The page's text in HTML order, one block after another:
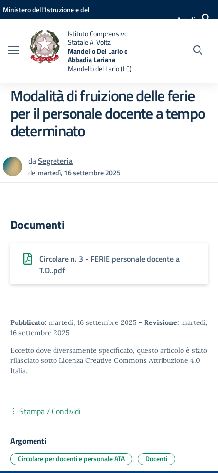
Vai ai contenuti
Vai al menu di navigazione
Vai al footer
Ministero dell'Istruzione e del
Accedi
Istituto Comprensivo
Statale A. Volta
Mandello Del Lario e
Abbadia Lariana
Mandello del Lario (LC)
Modalità di fruizione delle ferie
per il personale docente a tempo
determinato
daSegreteria
delmartedì, 16 settembre 2025
Documenti
Circolare n. 3 - FERIE personale docente a
T.D..pdf
Pubblicato: martedì, 16 settembre 2025 - Revisione: martedì,
16 settembre 2025
Eccetto dove diversamente specificato, questo articolo è stato
rilasciato sotto Licenza Creative Commons Attribuzione 4.0
Italia.
Stampa / Condividi
Argomenti
Circolare per docenti e personale ATA Docenti